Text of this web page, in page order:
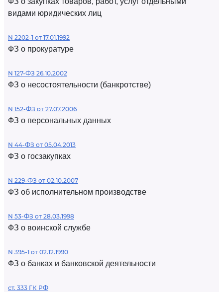
видами юридических лиц
N 2202-1 от 17.01.1992
ФЗ о прокуратуре
N 127-ФЗ 26.10.2002
ФЗ о несостоятельности (банкротстве)
N 152-ФЗ от 27.07.2006
ФЗ о персональных данных
N 44-ФЗ от 05.04.2013
ФЗ о госзакупках
N 229-ФЗ от 02.10.2007
ФЗ об исполнительном производстве
N 53-ФЗ от 28.03.1998
ФЗ о воинской службе
N 395-1 от 02.12.1990
ФЗ о банках и банковской деятельности
ст. 333 ГК РФ